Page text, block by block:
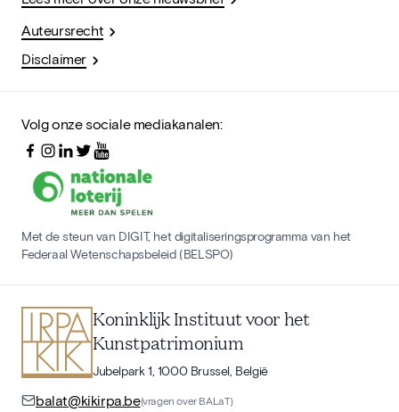
Auteursrecht
Disclaimer
Volg onze sociale mediakanalen:
Met de steun van DIGIT, het digitaliseringsprogramma van het
Federaal Wetenschapsbeleid (BELSPO)
Koninklijk Instituut voor het
Kunstpatrimonium
Jubelpark 1, 1000 Brussel, België
balat@kikirpa.be(vragen over BALaT)